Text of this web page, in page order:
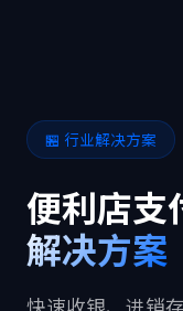
🏪 行业解决方案
便利店支
解决方案